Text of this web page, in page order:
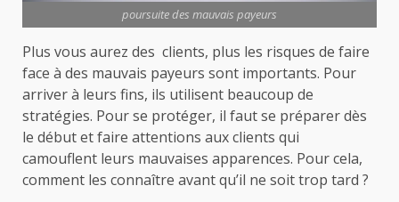
poursuite des mauvais payeurs
Plus vous aurez des clients, plus les risques de faire
face à des mauvais payeurs sont importants. Pour
arriver à leurs fins, ils utilisent beaucoup de
stratégies. Pour se protéger, il faut se préparer dès
le début et faire attentions aux clients qui
camouflent leurs mauvaises apparences. Pour cela,
comment les connaître avant qu’il ne soit trop tard ?